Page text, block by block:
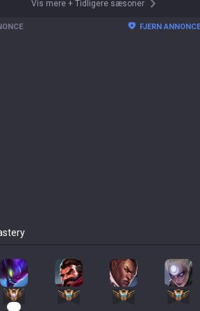
Vis mere+ Tidligere sæsoner
FJERN